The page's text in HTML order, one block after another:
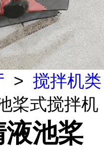
> 搅拌机类
桨式搅拌机
池桨